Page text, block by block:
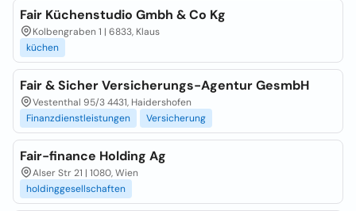
Fair Küchenstudio Gmbh & Co Kg
Kolbengraben 1 | 6833, Klaus
küchen
Fair & Sicher Versicherungs-Agentur GesmbH
Vestenthal 95/3 4431, Haidershofen
Finanzdienstleistungen
Versicherung
Fair-finance Holding Ag
Alser Str 21 | 1080, Wien
holdinggesellschaften